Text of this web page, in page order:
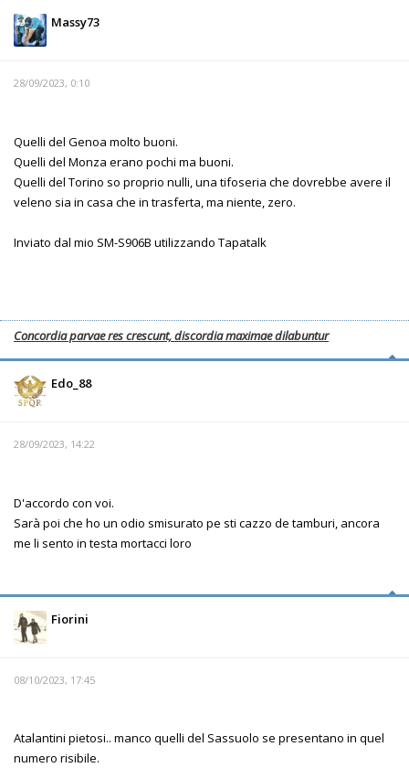
Massy73
28/09/2023, 0:10
Quelli del Genoa molto buoni.
Quelli del Monza erano pochi ma buoni.
Quelli del Torino so proprio nulli, una tifoseria che dovrebbe avere il
veleno sia in casa che in trasferta, ma niente, zero.
Inviato dal mio SM-S906B utilizzando Tapatalk
Concordia parvae res crescunt, discordia maximae dilabuntur
Edo_88
28/09/2023, 14:22
D'accordo con voi.
Sarà poi che ho un odio smisurato pe sti cazzo de tamburi, ancora
me li sento in testa mortacci loro
Fiorini
08/10/2023, 17:45
Atalantini pietosi.. manco quelli del Sassuolo se presentano in quel
numero risibile.